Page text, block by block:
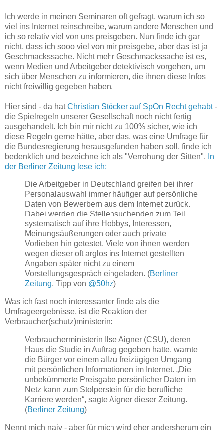
Ich werde in meinen Seminaren oft gefragt, warum ich so
viel ins Internet reinschreibe, warum andere Menschen und
ich so relativ viel von uns preisgeben. Nun finde ich gar
nicht, dass ich sooo viel von mir preisgebe, aber das ist ja
Geschmackssache. Nicht mehr Geschmackssache ist es,
wenn Medien und Arbeitgeber detektivisch vorgehen, um
sich über Menschen zu informieren, die ihnen diese Infos
nicht freiwillig gegeben haben.
Hier sind - da hatChristian Stöcker auf SpOn Recht gehabt-
die Spielregeln unserer Gesellschaft noch nicht fertig
ausgehandelt. Ich bin mir nicht zu 100% sicher, wie ich
diese Regeln gerne hätte, aber das, was eine Umfrage für
die Bundesregierung herausgefunden haben soll, finde ich
bedenklich und bezeichne ich als "Verrohung der Sitten". In
der Berliner Zeitung lese ich:
Die Arbeitgeber in Deutschland greifen bei ihrer
Personalauswahl immer häufiger auf persönliche
Daten von Bewerbern aus dem Internet zurück.
Dabei werden die Stellensuchenden zum Teil
systematisch auf ihre Hobbys, Interessen,
Meinungsäußerungen oder auch private
Vorlieben hin getestet. Viele von ihnen werden
wegen dieser oft arglos ins Internet gestellten
Angaben später nicht zu einem
Vorstellungsgespräch eingeladen. (Berliner
Zeitung, Tipp von @50hz)
Was ich fast noch interessanter finde als die
Umfrageergebnisse, ist die Reaktion der
Verbraucher(schutz)ministerin:
Verbraucherministerin Ilse Aigner (CSU), deren
Haus die Studie in Auftrag gegeben hatte, warnte
die Bürger vor einem allzu freizügigen Umgang
mit persönlichen Informationen im Internet. „Die
unbekümmerte Preisgabe persönlicher Daten im
Netz kann zum Stolperstein für die berufliche
Karriere werden“, sagte Aigner dieser Zeitung.
(Berliner Zeitung)
Nennt mich naiv - aber für mich wird eher andersherum ein